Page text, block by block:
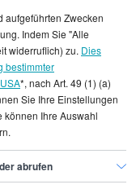
können nicht
werden.
aufgeführten Zwecken
Indem Sie "Alle
widerruflich) zu. Dies
bestimmter
*, nach Art. 49 (1) (a)
Sie Ihre Einstellungen
Ihre Auswahl
abrufen